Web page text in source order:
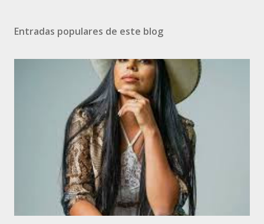
Entradas populares de este blog